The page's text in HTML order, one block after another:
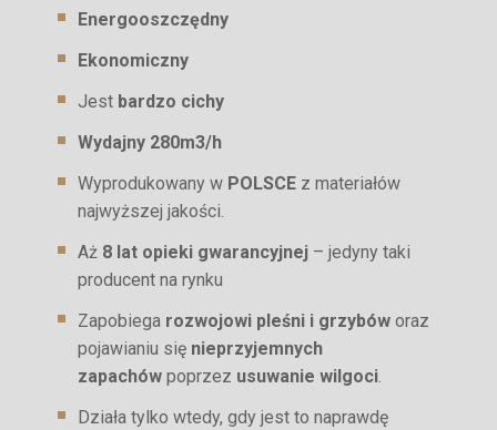
Energooszczędny
Ekonomiczny
Jest bardzo cichy
Wydajny 280m3/h
Wyprodukowany w POLSCE z materiałów
najwyższej jakości.
Aż 8 lat opieki gwarancyjnej – jedyny taki
producent na rynku
Zapobiega rozwojowi pleśni i grzybów oraz
pojawianiu się nieprzyjemnych
zapachów poprzez usuwanie wilgoci.
Działa tylko wtedy, gdy jest to naprawdę